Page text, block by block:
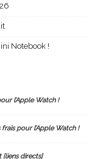
Notebook !
l’Apple Watch !
pour l’Apple Watch !
[liens directs]